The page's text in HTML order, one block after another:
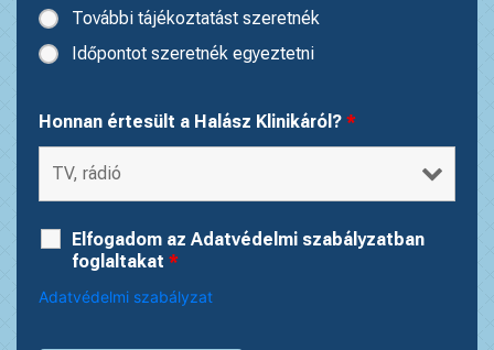
További tájékoztatást szeretnék
Időpontot szeretnék egyeztetni
Honnan értesült a Halász Klinikáról? *
Elfogadom az Adatvédelmi szabályzatban
foglaltakat *
Adatvédelmi szabályzat